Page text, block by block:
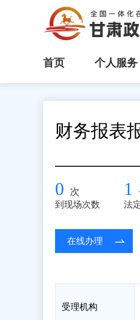
首页 个人服务
财务报表
0 次
到现场次数
1
法
在线办理
受理机构